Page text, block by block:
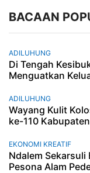
BACAAN
ADILUHUNG
Di Tengah
Menguatkan
ADILUHUNG
Wayang Kulit
ke-110
EKONOMI KREATIF
Ndalem
Pesona Alam